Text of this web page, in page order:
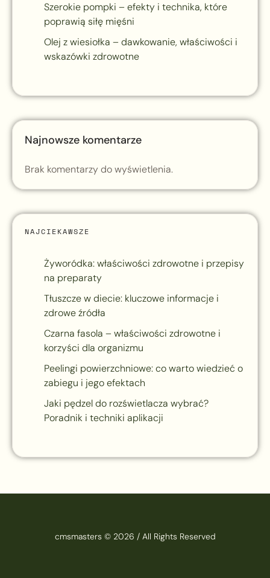
Szerokie pompki – efekty i technika, które
poprawią siłę mięśni
Olej z wiesiołka – dawkowanie, właściwości i
wskazówki zdrowotne
Najnowsze komentarze
Brak komentarzy do wyświetlenia.
NAJCIEKAWSZE
Żyworódka: właściwości zdrowotne i przepisy
na preparaty
Tłuszcze w diecie: kluczowe informacje i
zdrowe źródła
Czarna fasola – właściwości zdrowotne i
korzyści dla organizmu
Peelingi powierzchniowe: co warto wiedzieć o
zabiegu i jego efektach
Jaki pędzel do rozświetlacza wybrać?
Poradnik i techniki aplikacji
cmsmasters © 2026 / All Rights Reserved